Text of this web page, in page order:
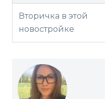
Вторичка в этой
новостройке